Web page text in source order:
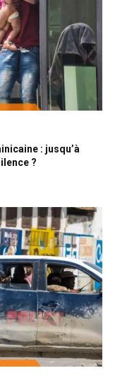
: jusqu’à
?